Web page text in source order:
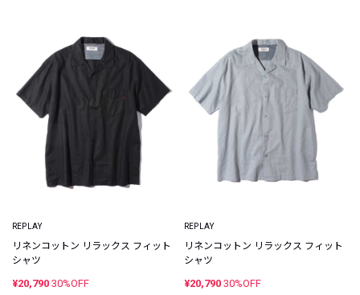
REPLAY
リネンコットン リラックス フィット
シャツ
¥20,790 30%OFF
REPLAY
リネンコットン リラックス フィット
シャツ
¥20,790 30%OFF